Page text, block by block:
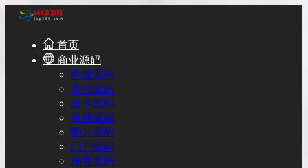
首页
商业源码
商城源码
支付源码
发卡源码
直播源码
图片源码
门户源码
淘客源码